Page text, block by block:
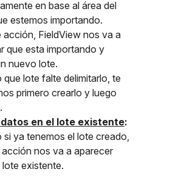
en base al área del
estemos importando.
acción, FieldView nos va a
que esta importando y
nuevo lote.
que lote falte delimitarlo, te
primero crearlo y luego
en el lote existente:
si ya tenemos el lote creado,
nos va a aparecer
existente.